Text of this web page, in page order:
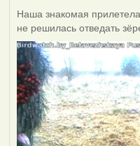
Наша знакомая
не решилась отведать